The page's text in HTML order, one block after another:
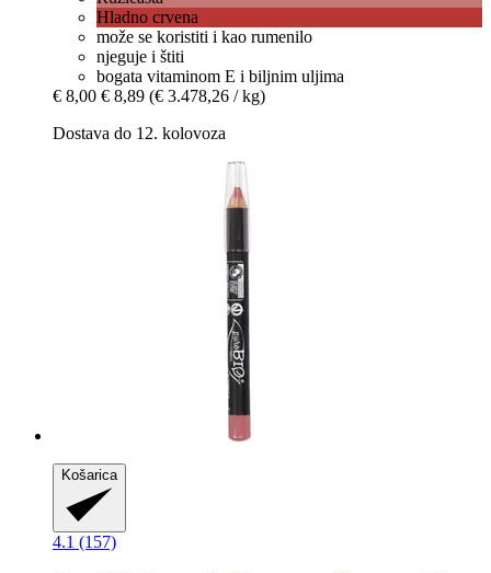
Hladno crvena
može se koristiti i kao rumenilo
njeguje i štiti
bogata vitaminom E i biljnim uljima
€ 8,00 € 8,89 (€ 3.478,26 / kg)
Dostava do 12. kolovoza
Košarica
4.1 (157)